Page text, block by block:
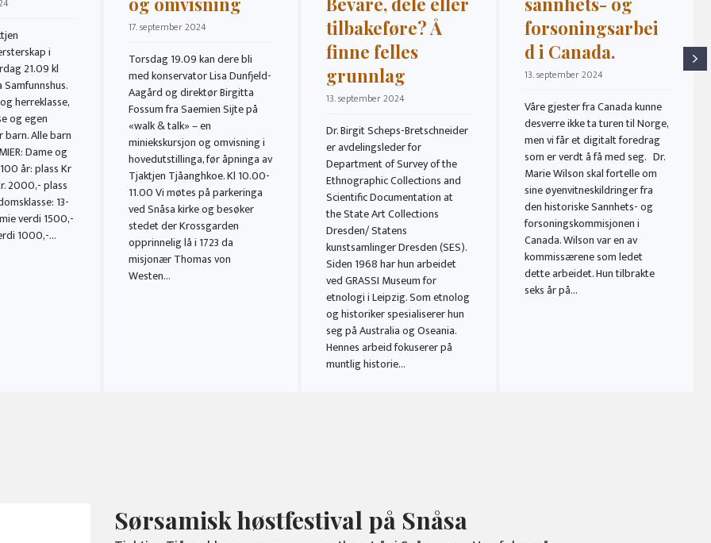
i
21.09 kl
herreklasse,
og egen
Alle barn
Dame og
år: plass Kr
2000,- plass
13-
verdi 1500,-
1000,-…
17. september 2024
Torsdag 19.09 kan dere bli
med konservator Lisa Dunfjeld-
Aagård og direktør Birgitta
Fossum fra Saemien Sijte på
«walk & talk» – en
miniekskursjon og omvisning i
hovedutstillinga, før åpninga av
Tjaktjen Tjåanghkoe. Kl 10.00-
11.00 Vi møtes på parkeringa
ved Snåsa kirke og besøker
stedet der Krossgarden
opprinnelig lå i 1723 da
misjonær Thomas von
Westen…
tilbakeføre? Å
finne felles
grunnlag
13. september 2024
Dr. Birgit Scheps-Bretschneider
er avdelingsleder for
Department of Survey of the
Ethnographic Collections and
Scientific Documentation at
the State Art Collections
Dresden/ Statens
kunstsamlinger Dresden (SES).
Siden 1968 har hun arbeidet
ved GRASSI Museum for
etnologi i Leipzig. Som etnolog
og historiker spesialiserer hun
seg på Australia og Oseania.
Hennes arbeid fokuserer på
muntlig historie…
forsoningsarbei
d i Canada.
13. september 2024
Våre gjester fra Canada kunne
desverre ikke ta turen til Norge,
men vi får et digitalt foredrag
som er verdt å få med seg. Dr.
Marie Wilson skal fortelle om
sine øyenvitneskildringer fra
den historiske Sannhets- og
forsoningskommisjonen i
Canada. Wilson var en av
kommissærene som ledet
dette arbeidet. Hun tilbrakte
seks år på…
Sørsamisk høstfestival på Snåsa